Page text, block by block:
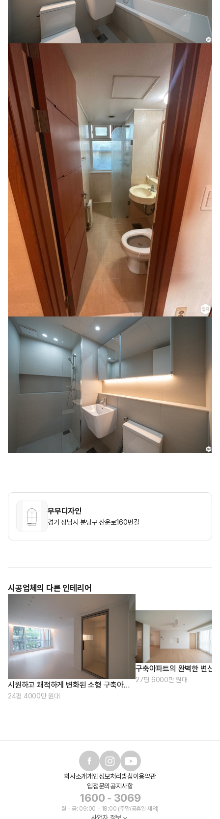
무무디자인
경기 성남시 분당구 산운로160번길
시공업체의 다른 인테리어
시원하고 쾌적하게 변화된 소형 구축아파트
24평 4000만 원대
구축아파트의 완벽한 변신
27평 6000만 원대
회사소개개인정보처리방침이용약관
입점문의 공지사항
1600 - 3069
월 - 금: 09:00 - 18:00 (주말/공휴일 제외)